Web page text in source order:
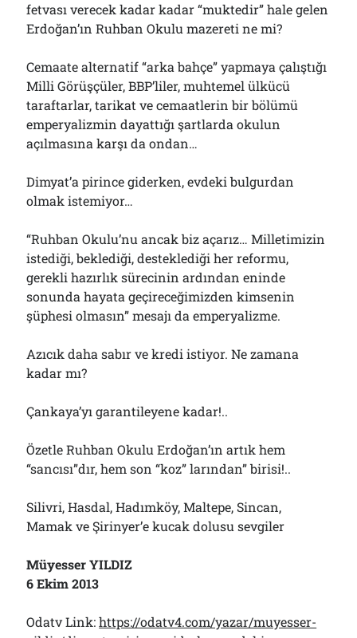
fetvası verecek kadar kadar “muktedir” hale gelen
Erdoğan’ın Ruhban Okulu mazereti ne mi?
Cemaate alternatif “arka bahçe” yapmaya çalıştığı
Milli Görüşçüler, BBP’liler, muhtemel ülkücü
taraftarlar, tarikat ve cemaatlerin bir bölümü
emperyalizmin dayattığı şartlarda okulun
açılmasına karşı da ondan…
Dimyat’a pirince giderken, evdeki bulgurdan
olmak istemiyor…
“Ruhban Okulu’nu ancak biz açarız… Milletimizin
istediği, beklediği, desteklediği her reformu,
gerekli hazırlık sürecinin ardından eninde
sonunda hayata geçireceğimizden kimsenin
şüphesi olmasın” mesajı da emperyalizme.
Azıcık daha sabır ve kredi istiyor. Ne zamana
kadar mı?
Çankaya’yı garantileyene kadar!..
Özetle Ruhban Okulu Erdoğan’ın artık hem
“sancısı”dır, hem son “koz” larından” birisi!..
Silivri, Hasdal, Hadımköy, Maltepe, Sincan,
Mamak ve Şirinyer’e kucak dolusu sevgiler
Müyesser YILDIZ
6 Ekim 2013
Odatv Link:https://odatv4.com/yazar/muyesser-